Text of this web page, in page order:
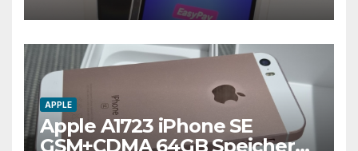
APPLE
Apple A1723 iPhone SE
GSM+CDMA 64GB Speicher